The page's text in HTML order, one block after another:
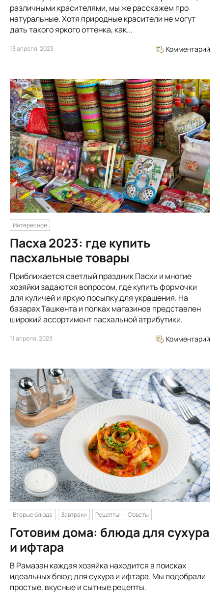
различными красителями, мы же расскажем про
натуральные. Хотя природные красители не могут
дать такого яркого оттенка, как...
13 апреля, 2023 Комментарий
Интересное
Пасха 2023: где купить
пасхальные товары
Приближается светлый праздник Пасхи и многие
хозяйки задаются вопросом, где купить формочки
для куличей и яркую посыпку для украшения. На
базарах Ташкента и полках магазинов представлен
широкий ассортимент пасхальной атрибутики.
11 апреля, 2023 Комментарий
Вторые блюда Завтраки Рецепты Советы
Готовим дома: блюда для сухура
и ифтара
В Рамазан каждая хозяйка находится в поисках
идеальных блюд для сухура и ифтара. Мы подобрали
простые, вкусные и сытные рецепты.